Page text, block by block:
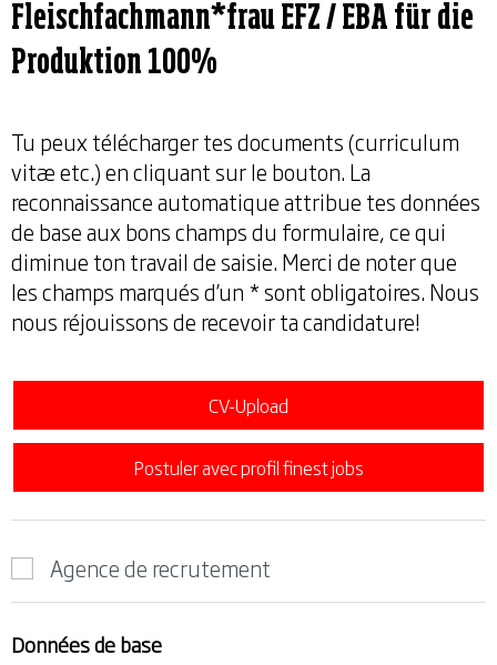
Fleischfachmann*frau EFZ / EBA für die
Produktion 100%
Tu peux télécharger tes documents (curriculum
vitæ etc.) en cliquant sur le bouton. La
reconnaissance automatique attribue tes données
de base aux bons champs du formulaire, ce qui
diminue ton travail de saisie. Merci de noter que
les champs marqués d’un * sont obligatoires. Nous
nous réjouissons de recevoir ta candidature!
CV-Upload
Postuler avec profil finest jobs
Agence de recrutement
Données de base